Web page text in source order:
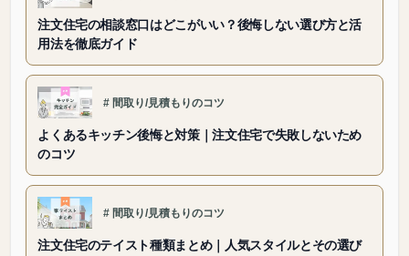
注文住宅の相談窓口はどこがいい？後悔しない選び方と活
用法を徹底ガイド
# 間取り/見積もりのコツ
よくあるキッチン後悔と対策｜注文住宅で失敗しないため
のコツ
# 間取り/見積もりのコツ
注文住宅のテイスト種類まとめ｜人気スタイルとその選び